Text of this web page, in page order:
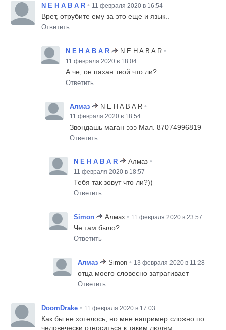
N E H A B A R • 11 февраля 2020 в 16:54
Врет, отрубите ему за это еще и язык..
Ответить
N E H A B A R N E H A B A R •
11 февраля 2020 в 18:04
А че, он пахан твой что ли?
Ответить
Алмаз N E H A B A R •
11 февраля 2020 в 18:54
Звондашь маган эээ Мал. 87074996819
Ответить
N E H A B A R Алмаз •
11 февраля 2020 в 18:57
Тебя так зовут что ли?))
Ответить
Simon Алмаз • 11 февраля 2020 в 23:57
Че там было?
Ответить
Алмаз Simon • 13 февраля 2020 в 11:28
отца моего словесно затрагивает
Ответить
DoomDrake • 11 февраля 2020 в 17:03
Как бы не хотелось, но мне например сложно по
человечески относиться к таким людям.